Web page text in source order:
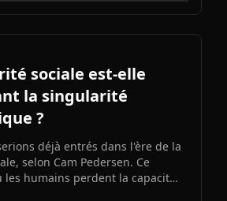
sociale est-elle
la singularité
?
déjà entrés dans l'ère de la
selon Cam Pedersen. Ce
les humains perdent la capacité